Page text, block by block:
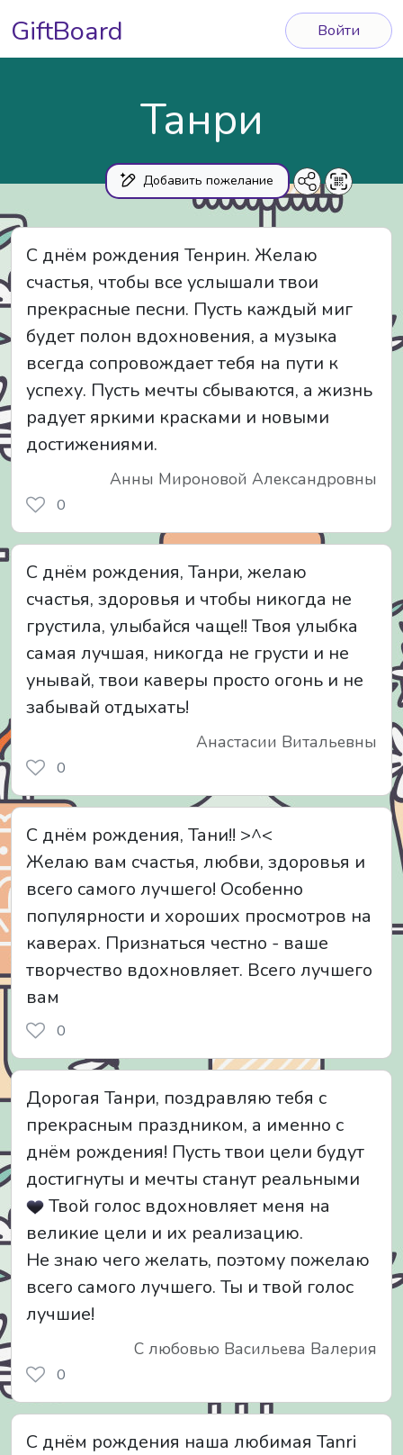
GiftBoard Войти
Танри
Добавить пожелание
С днём рождения Тенрин. Желаю
счастья, чтобы все услышали твои
прекрасные песни. Пусть каждый миг
будет полон вдохновения, а музыка
всегда сопровождает тебя на пути к
успеху. Пусть мечты сбываются, а жизнь
радует яркими красками и новыми
достижениями.
Анны Мироновой Александровны
0
С днём рождения, Танри, желаю
счастья, здоровья и чтобы никогда не
грустила, улыбайся чаще!! Твоя улыбка
самая лучшая, никогда не грусти и не
унывай, твои каверы просто огонь и не
забывай отдыхать!
Анастасии Витальевны
0
С днём рождения, Тани!! >^<
Желаю вам счастья, любви, здоровья и
всего самого лучшего! Особенно
популярности и хороших просмотров на
каверах. Признаться честно - ваше
творчество вдохновляет. Всего лучшего
вам
0
Дорогая Танри, поздравляю тебя с
прекрасным праздником, а именно с
днём рождения! Пусть твои цели будут
достигнуты и мечты станут реальными
Твой голос вдохновляет меня на
великие цели и их реализацию.
Не знаю чего желать, поэтому пожелаю
всего самого лучшего. Ты и твой голос
лучшие!
С любовью Васильева Валерия
0
С днём рождения наша любимая Tanri